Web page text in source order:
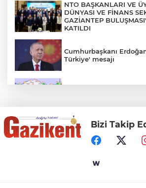
NTO BAŞKANLARI VE
DÜNYASI VE FİNANS
GAZİANTEP
KATILDI
Cumhurbaşkanı
Türkiye' mesajı
Gaziantep Üniversitesi
Mühendisliği:
Geleceğine Yön Veren
"BEBEĞİ TÜM GECE
Bizi Takip